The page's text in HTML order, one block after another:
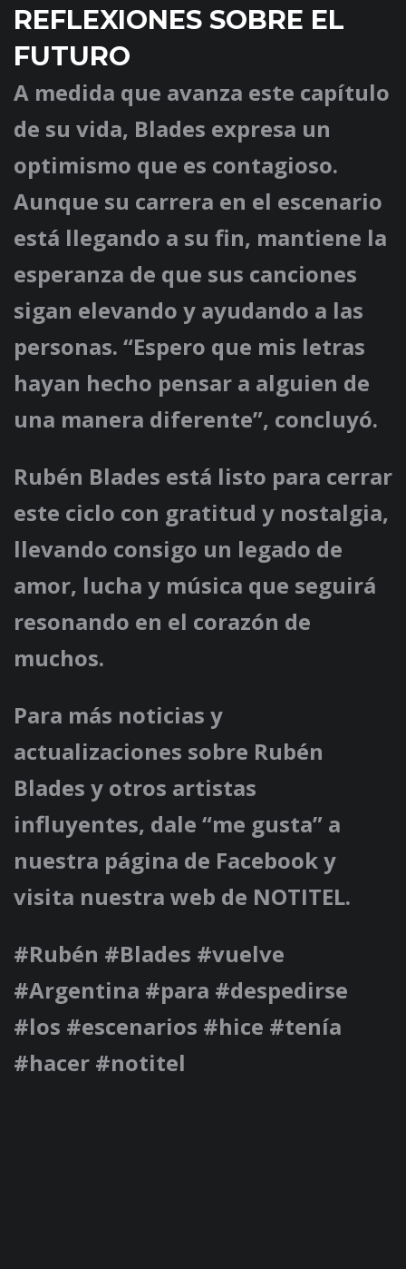
REFLEXIONES SOBRE EL
FUTURO
A medida que avanza este capítulo
de su vida, Blades expresa un
optimismo que es contagioso.
Aunque su carrera en el escenario
está llegando a su fin, mantiene la
esperanza de que sus canciones
sigan elevando y ayudando a las
personas. “Espero que mis letras
hayan hecho pensar a alguien de
una manera diferente”, concluyó.
Rubén Blades está listo para cerrar
este ciclo con gratitud y nostalgia,
llevando consigo un legado de
amor, lucha y música que seguirá
resonando en el corazón de
muchos.
Para más noticias y
actualizaciones sobre Rubén
Blades y otros artistas
influyentes, dale “me gusta” a
nuestra página de Facebook y
visita nuestra web de NOTITEL.
#Rubén #Blades #vuelve
#Argentina #para #despedirse
#los #escenarios #hice #tenía
#hacer #notitel